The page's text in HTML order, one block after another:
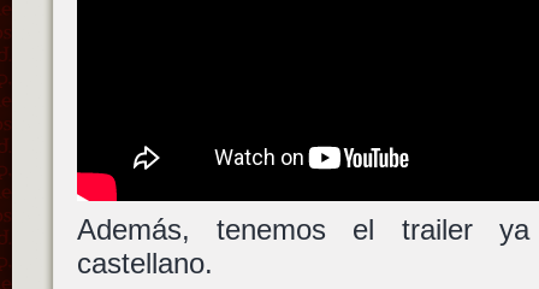
Además, tenemos el trailer
castellano.